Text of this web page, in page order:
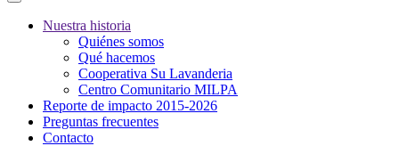
Nuestra historia
Quiénes somos
Qué hacemos
Cooperativa Su Lavanderia
Centro Comunitario MILPA
Reporte de impacto 2015-2026
Preguntas frecuentes
Contacto